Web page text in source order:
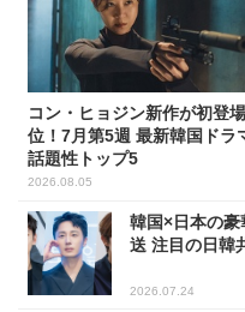
コン・ヒョジン新作が初登
位！7月第5週 最新韓国ドラ
話題性トップ5
2026.08.05
韓国×日本の
送 注目の日韓
2026.07.24